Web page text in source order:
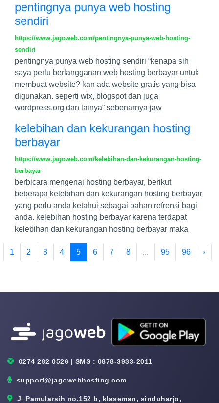
pentingnya punya web hosting
sendiri
https://www.jagoweb.com/pentingnya-punya-web-hosting-
sendiri
pentingnya punya web hosting sendiri “kenapa sih
saya perlu berlangganan web hosting berbayar untuk
membuat website? kan ada website gratis yang bisa
digunakan. seperti wix, blogspot dan juga
wordpress.org dan lainya” sebenarnya jaw
kelebihan dan kekurangan hosting
berbayar
https://www.jagoweb.com/kelebihan-dan-kekurangan-hosting-
berbayar
berbicara mengenai hosting berbayar, berikut
beberapa kelebihan dan kekurangan hosting berbayar
yang perlu anda ketahui sebagai bahan refrensi bagi
anda. kelebihan hosting berbayar karena terdapat
kelebihan dan kekurangan hosting berbayar maka
1 2 3 4 5 6 7 8 ... 95 96 ›
0274 282 0526 | SMS : 0878-3933-2011
support@jagowebhosting.com
Jl Pamularsih no.152 b, klaseman, sinduharjo,